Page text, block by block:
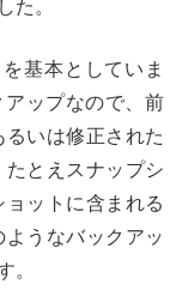
た。
基本としていま
ップなので、前
いは修正された
とえスナップシ
ットに含まれる
うなバックアッ
。